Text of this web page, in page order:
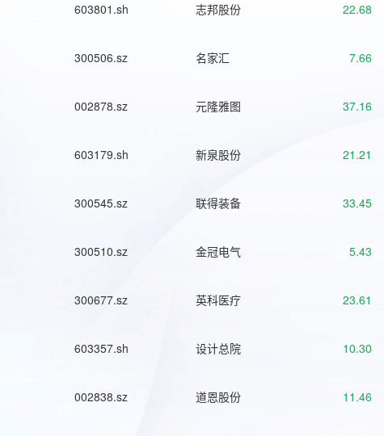
603801.sh 志邦股份 22.68
300506.sz 名家汇 7.66
002878.sz 元隆雅图 37.16
603179.sh 新泉股份 21.21
300545.sz 联得装备 33.45
300510.sz 金冠电气 5.43
300677.sz 英科医疗 23.61
603357.sh 设计总院 10.30
002838.sz 道恩股份 11.46